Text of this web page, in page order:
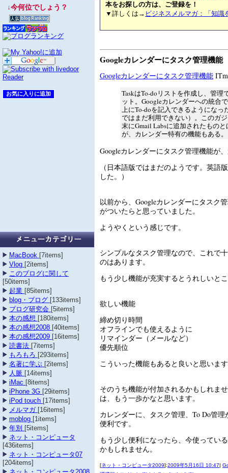
↓今何位でしょう？
MacBook [7items]
Vlog [2items]
このブログに関して
[50items]
起業 [85items]
blog・ブログ [133items]
ブログ研究会 [5items]
本の感想 [180items]
本の感想2008 [40items]
本の感想2009 [16items]
読書法 [7items]
もろもろ [293items]
名著に学ぶ [2items]
人脈 [14items]
iMac [8items]
iPhone 3G [29items]
iPod touch [17items]
メルマガ [16items]
moblog [1items]
年別 [5items]
ネット・コンピュータ
[436items]
ネット・コンピュータ07
[204items]
本をお探しの方は、ご登録を！
▼詳しくは→ ビジネスメルマガ：「知識
Googleカレンダーにタスク管理機能
Googleカレンダーにタスク管理機能
TaskはTo-doリストを作成し、管理
ット。Googleカレンダーへの統合
上にTo-doを記入できるようになっ
ではまだ利用できない）。このガ
末にGmail Labsに追加されたもの
が、カレンダー特有の機能もある。
Googleカレンダーにタスク管理機能が
（日本語版ではまだのようです。英語
した。）
以前から、Googleカレンダーにタスク
がついたらと思っていました。
ようやくという感じです。
シンプルなタスク管理なので、これで
のはあります。
もう少し機能が充実するとうれしいと
欲しい機能
締め切り時間
オフラインでも使えるように
リマインダー（メールなど）
優先順位
こういった機能もあると良いと思いま
そのうち機能が付加されるかもしれま
は、もう一歩かなと思います。
カレンダーに、タスク管理、To Do管
便利です。
もう少し便利になったら、今使ってい
かもしれません。
[ネット・コンピュータ2009]:2009年5月16日 10:47|